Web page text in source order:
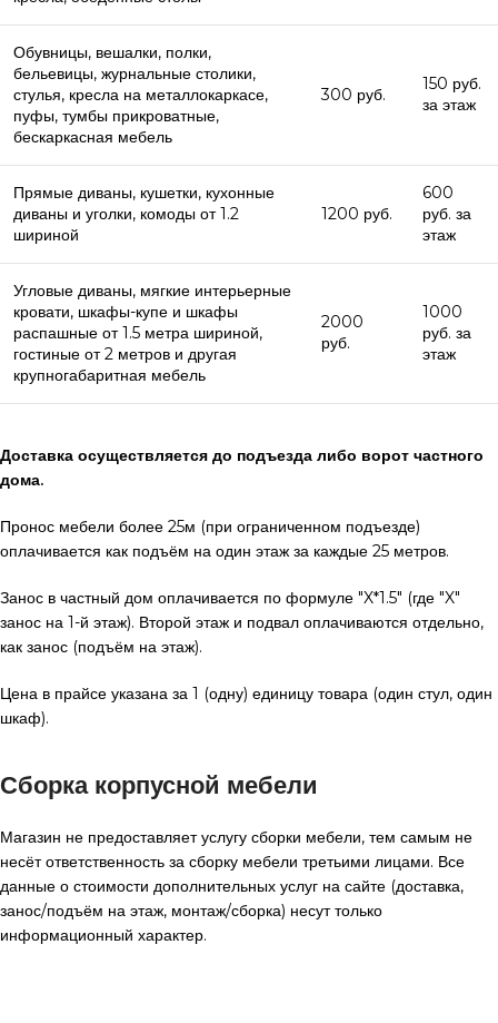
Обувницы, вешалки, полки,
бельевицы, журнальные столики,
стулья, кресла на металлокаркасе,
пуфы, тумбы прикроватные,
бескаркасная мебель
300 руб.
150 руб.
за этаж
Прямые диваны, кушетки, кухонные
диваны и уголки, комоды от 1.2
шириной
1200 руб.
600
руб. за
этаж
Угловые диваны, мягкие интерьерные
кровати, шкафы-купе и шкафы
распашные от 1.5 метра шириной,
гостиные от 2 метров и другая
крупногабаритная мебель
2000
руб.
1000
руб. за
этаж
Доставка осуществляется до подъезда либо ворот частного
дома.
Пронос мебели более 25м (при ограниченном подъезде)
оплачивается как подъём на один этаж за каждые 25 метров.
Занос в частный дом оплачивается по формуле "X*1.5" (где "X"
занос на 1-й этаж). Второй этаж и подвал оплачиваются отдельно,
как занос (подъём на этаж).
Цена в прайсе указана за 1 (одну) единицу товара (один стул, один
шкаф).
Сборка корпусной мебели
Магазин не предоставляет услугу сборки мебели, тем самым не
несёт ответственность за сборку мебели третьими лицами. Все
данные о стоимости дополнительных услуг на сайте (доставка,
занос/подъём на этаж, монтаж/сборка) несут только
информационный характер.